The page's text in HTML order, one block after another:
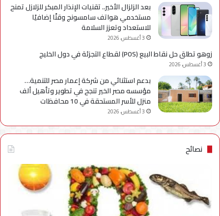
بعد الزلزال الأخير.. تقنيات الإنذار المبكر للزلازل تمنح
مستخدمي هواتف سامسونج وقتًا إضافيًا
للاستعداد وتعزز السلامة
3 أغسطس، 2026
زوهو تطلق حل نقاط البيع (POS) لقطاع التجزئة في دول الخليج
3 أغسطس، 2026
بدعم استثنائي من شركة إعمار مصر للتنمية…
مؤسسه مصر الخير تنجح في تطوير وتأهيل ألف
منزل للأسر المستحقة في 10 محافظات
3 أغسطس، 2026
نصائح